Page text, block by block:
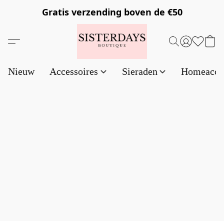
Gratis verzending boven de €50
Nieuw Accessoires Sieraden